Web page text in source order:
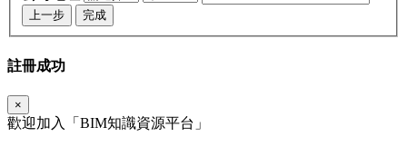
上一步 完成
註冊成功
×
歡迎加入「 BIM知識資源平台」